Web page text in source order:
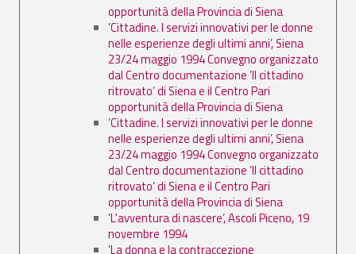
opportunità della Provincia di Siena
’Cittadine. I servizi innovativi per le donne
nelle esperienze degli ultimi anni’, Siena
23/24 maggio 1994 Convegno organizzato
dal Centro documentazione ’Il cittadino
ritrovato’ di Siena e il Centro Pari
opportunità della Provincia di Siena
’Cittadine. I servizi innovativi per le donne
nelle esperienze degli ultimi anni’, Siena
23/24 maggio 1994 Convegno organizzato
dal Centro documentazione ’Il cittadino
ritrovato’ di Siena e il Centro Pari
opportunità della Provincia di Siena
’L'avventura di nascere’, Ascoli Piceno, 19
novembre 1994
’La donna e la contraccezione